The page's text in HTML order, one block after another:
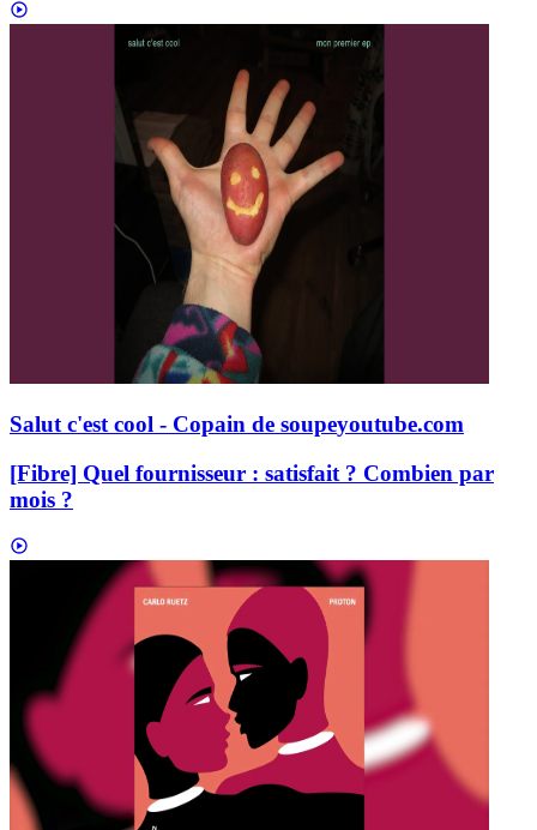
Salut c'est cool - Copain de soupeyoutube.com
[Fibre] Quel fournisseur : satisfait ? Combien par
mois ?